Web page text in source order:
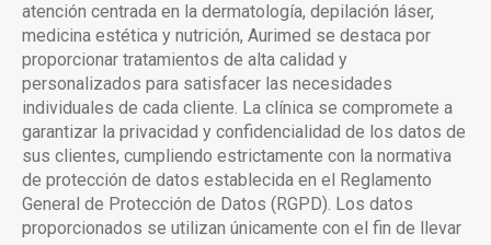
atención centrada en la dermatología, depilación láser,
medicina estética y nutrición, Aurimed se destaca por
proporcionar tratamientos de alta calidad y
personalizados para satisfacer las necesidades
individuales de cada cliente. La clínica se compromete a
garantizar la privacidad y confidencialidad de los datos de
sus clientes, cumpliendo estrictamente con la normativa
de protección de datos establecida en el Reglamento
General de Protección de Datos (RGPD). Los datos
proporcionados se utilizan únicamente con el fin de llevar